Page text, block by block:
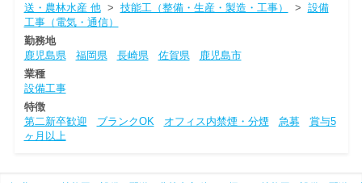
送・農林水産 他> 技能工（整備・生産・製造・工事） > 設備
工事（電気・通信）
勤務地
鹿児島県
福岡県 長崎県 佐賀県
鹿児島市
業種
設備工事
特徴
第二新卒歓迎
ブランクOK オフィス内禁煙・分煙 急募
賞与5
ヶ月以上